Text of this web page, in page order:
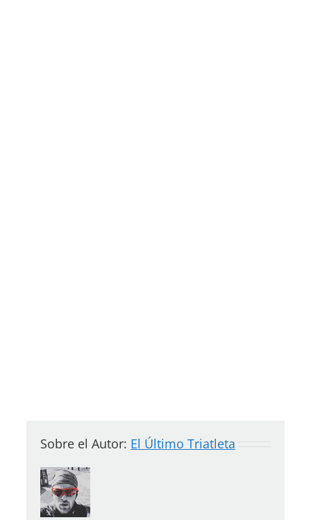
Sobre el Autor: El Último Triatleta